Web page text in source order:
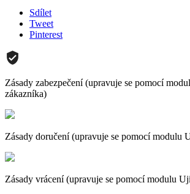
Sdílet
Tweet
Pinterest
Zásady zabezpečení (upravuje se pomocí
zákazníka)
Zásady doručení (upravuje se pomocí modulu
Zásady vrácení (upravuje se pomocí modulu